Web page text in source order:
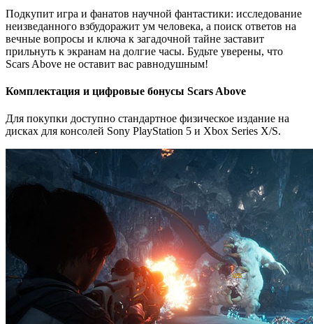
Подкупит игра и фанатов научной фантастики: исследование
неизведанного взбудоражит ум человека, а поиск ответов на
вечные вопросы и ключа к загадочной тайне заставит
прильнуть к экранам на долгие часы. Будьте уверены, что
Scars Above не оставит вас равнодушным!
Комплектация и цифровые бонусы Scars Above
Для покупки доступно стандартное физическое издание на
дисках для консолей Sony PlayStation 5 и Xbox Series X/S.